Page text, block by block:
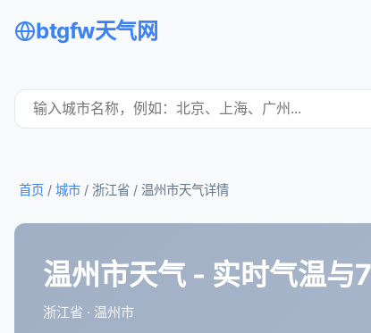
btgfw天气网
首页 / 城市 / 浙江省 / 温州市天气详情
温州市天气 - 实时气温与
浙江省 · 温州市